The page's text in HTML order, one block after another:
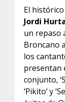
El
Jordi
un repaso
Broncano
los
presentan
conjunto,
‘Pikito’ y